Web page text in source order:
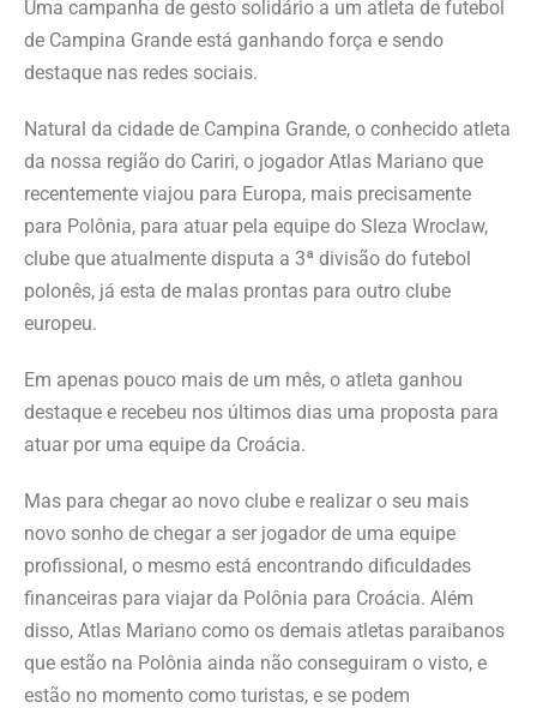
Uma campanha de gesto solidário a um atleta de futebol
de Campina Grande está ganhando força e sendo
destaque nas redes sociais.
Natural da cidade de Campina Grande, o conhecido atleta
da nossa região do Cariri, o jogador Atlas Mariano que
recentemente viajou para Europa, mais precisamente
para Polônia, para atuar pela equipe do Sleza Wroclaw,
clube que atualmente disputa a 3ª divisão do futebol
polonês, já esta de malas prontas para outro clube
europeu.
Em apenas pouco mais de um mês, o atleta ganhou
destaque e recebeu nos últimos dias uma proposta para
atuar por uma equipe da Croácia.
Mas para chegar ao novo clube e realizar o seu mais
novo sonho de chegar a ser jogador de uma equipe
profissional, o mesmo está encontrando dificuldades
financeiras para viajar da Polônia para Croácia. Além
disso, Atlas Mariano como os demais atletas paraibanos
que estão na Polônia ainda não conseguiram o visto, e
estão no momento como turistas, e se podem